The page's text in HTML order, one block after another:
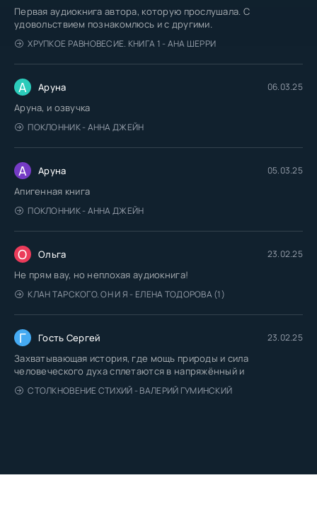
Первая аудиокнига автора, которую прослушала. С
удовольствием познакомлюсь и с другими.
ХРУПКОЕ РАВНОВЕСИЕ. КНИГА 1 - АНА ШЕРРИ
А Аруна 06.03.25
Аруна, и озвучка
ПОКЛОННИК - АННА ДЖЕЙН
А Аруна 05.03.25
Апигенная книга
ПОКЛОННИК - АННА ДЖЕЙН
О Ольга 23.02.25
Не прям вау, но неплохая аудиокнига!
КЛАН ТАРСКОГО. ОН И Я - ЕЛЕНА ТОДОРОВА (1)
Г Гость Сергей 23.02.25
Захватывающая история, где мощь природы и сила
человеческого духа сплетаются в напряжённый и
СТОЛКНОВЕНИЕ СТИХИЙ - ВАЛЕРИЙ ГУМИНСКИЙ